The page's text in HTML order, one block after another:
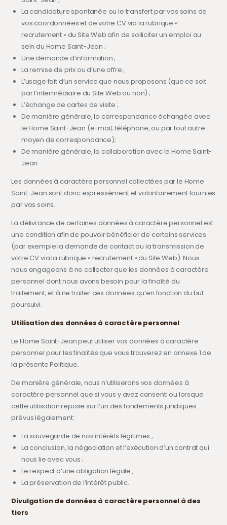
La candidature spontanée ou le transfert par vos soins de
vos coordonnées et de votre CV via la rubrique «
recrutement » du Site Web afin de solliciter un emploi au
sein du Home Saint-Jean ;
Une demande d’information ;
La remise de prix ou d’une offre ;
L’usage fait d’un service que nous proposons (que ce soit
par l’intermédiaire du Site Web ou non) ;
L’échange de cartes de visite ;
De manière générale, la correspondance échangée avec
le Home Saint-Jean (e-mail, téléphone, ou par tout autre
moyen de correspondance);
De manière générale, la collaboration avec le Home Saint-
Jean.
Les données à caractère personnel collectées par le Home
Saint-Jean sont donc expressément et volontairement fournies
par vos soins.
La délivrance de certaines données à caractère personnel est
une condition afin de pouvoir bénéficier de certains services
(par exemple la demande de contact ou la transmission de
votre CV via la rubrique « recrutement » du Site Web). Nous
nous engageons à ne collecter que les données à caractère
personnel dont nous avons besoin pour la finalité du
traitement, et à ne traiter ces données qu’en fonction du but
poursuivi.
Utilisation des données à caractère personnel
Le Home Saint-Jean peut utiliser vos données à caractère
personnel pour les finalités que vous trouverez en annexe 1 de
la présente Politique.
De manière générale, nous n’utiliserons vos données à
caractère personnel que si vous y avez consenti ou lorsque
cette utilisation repose sur l’un des fondements juridiques
prévus légalement :
La sauvegarde de nos intérêts légitimes ;
La conclusion, la négociation et l’exécution d’un contrat qui
nous lie avec vous ;
Le respect d’une obligation légale ;
La préservation de l’intérêt public.
Divulgation de données à caractère personnel à des
tiers